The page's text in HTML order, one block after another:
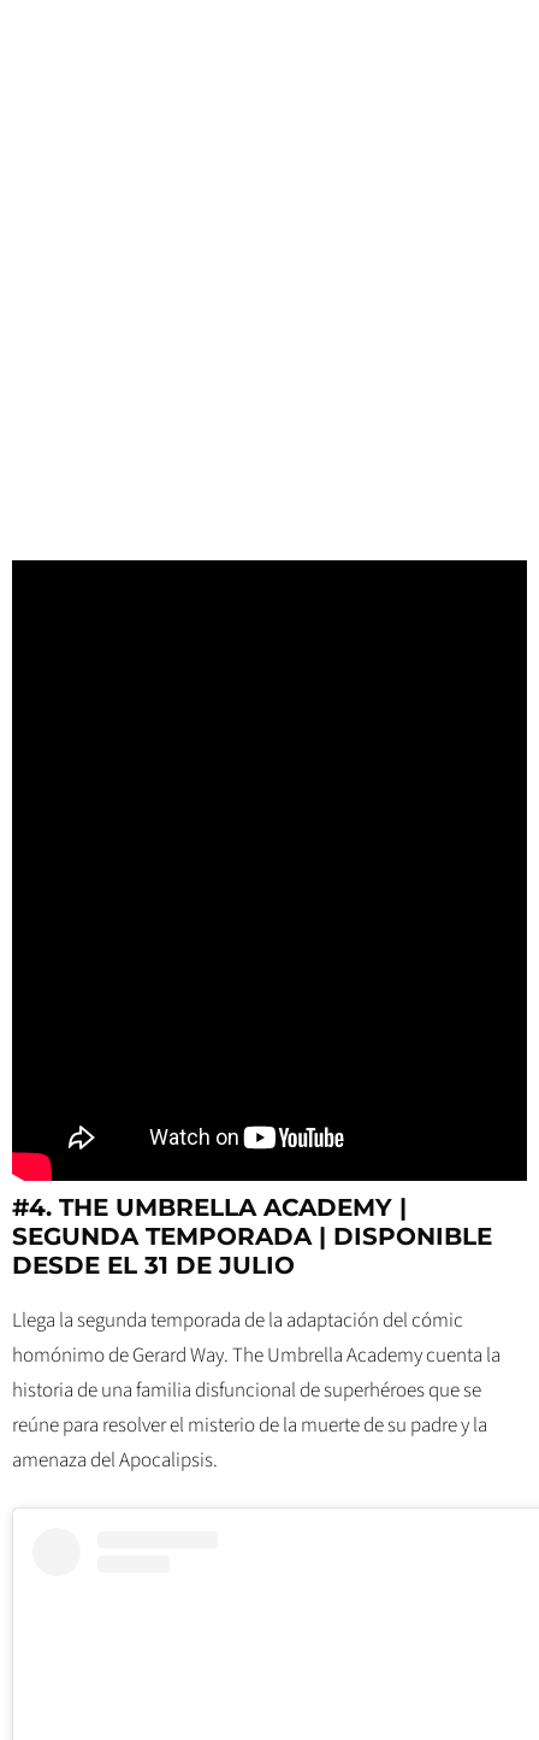
#4. THE UMBRELLA ACADEMY |
SEGUNDA TEMPORADA | DISPONIBLE
DESDE EL 31 DE JULIO
Llega la segunda temporada de la adaptación del cómic
homónimo de Gerard Way. The Umbrella Academy cuenta la
historia de una familia disfuncional de superhéroes que se
reúne para resolver el misterio de la muerte de su padre y la
amenaza del Apocalipsis.